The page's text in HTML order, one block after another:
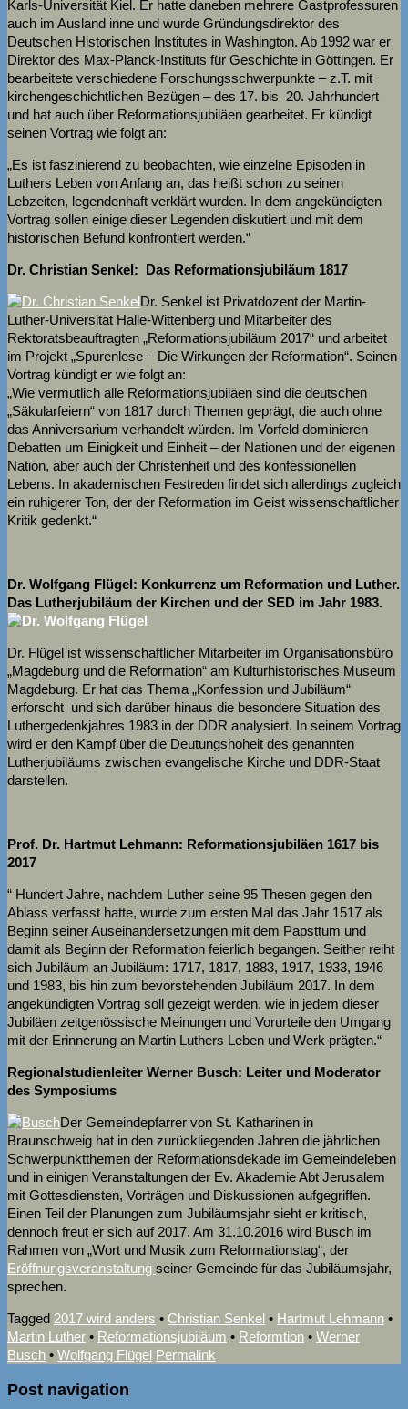
Karls-Universität Kiel. Er hatte daneben mehrere Gastprofessuren
auch im Ausland inne und wurde Gründungsdirektor des
Deutschen Historischen Institutes in Washington. Ab 1992 war er
Direktor des Max-Planck-Instituts für Geschichte in Göttingen. Er
bearbeitete verschiedene Forschungsschwerpunkte – z.T. mit
kirchengeschichtlichen Bezügen – des 17. bis 20. Jahrhundert
und hat auch über Reformationsjubiläen gearbeitet. Er kündigt
seinen Vortrag wie folgt an:
„Es ist faszinierend zu beobachten, wie einzelne Episoden in
Luthers Leben von Anfang an, das heißt schon zu seinen
Lebzeiten, legendenhaft verklärt wurden. In dem angekündigten
Vortrag sollen einige dieser Legenden diskutiert und mit dem
historischen Befund konfrontiert werden.“
Dr. Christian Senkel: Das Reformationsjubiläum 1817
Dr. Senkel ist Privatdozent der Martin-
Luther-Universität Halle-Wittenberg und Mitarbeiter des
Rektoratsbeauftragten „Reformationsjubiläum 2017“ und arbeitet
im Projekt „Spurenlese – Die Wirkungen der Reformation“. Seinen
Vortrag kündigt er wie folgt an:
„Wie vermutlich alle Reformationsjubiläen sind die deutschen
„Säkularfeiern“ von 1817 durch Themen geprägt, die auch ohne
das Anniversarium verhandelt würden. Im Vorfeld dominieren
Debatten um Einigkeit und Einheit – der Nationen und der eigenen
Nation, aber auch der Christenheit und des konfessionellen
Lebens. In akademischen Festreden findet sich allerdings zugleich
ein ruhigerer Ton, der der Reformation im Geist wissenschaftlicher
Kritik gedenkt.“
Dr. Wolfgang Flügel: Konkurrenz um Reformation und Luther.
Das Lutherjubiläum der Kirchen und der SED im Jahr 1983.
Dr. Flügel ist wissenschaftlicher Mitarbeiter im Organisationsbüro
„Magdeburg und die Reformation“ am Kulturhistorisches Museum
Magdeburg. Er hat das Thema „Konfession und Jubiläum“
erforscht und sich darüber hinaus die besondere Situation des
Luthergedenkjahres 1983 in der DDR analysiert. In seinem Vortrag
wird er den Kampf über die Deutungshoheit des genannten
Lutherjubiläums zwischen evangelische Kirche und DDR-Staat
darstellen.
Prof. Dr. Hartmut Lehmann: Reformationsjubiläen 1617 bis
2017
“ Hundert Jahre, nachdem Luther seine 95 Thesen gegen den
Ablass verfasst hatte, wurde zum ersten Mal das Jahr 1517 als
Beginn seiner Auseinandersetzungen mit dem Papsttum und
damit als Beginn der Reformation feierlich begangen. Seither reiht
sich Jubiläum an Jubiläum: 1717, 1817, 1883, 1917, 1933, 1946
und 1983, bis hin zum bevorstehenden Jubiläum 2017. In dem
angekündigten Vortrag soll gezeigt werden, wie in jedem dieser
Jubiläen zeitgenössische Meinungen und Vorurteile den Umgang
mit der Erinnerung an Martin Luthers Leben und Werk prägten.“
Regionalstudienleiter Werner Busch: Leiter und Moderator
des Symposiums
Der Gemeindepfarrer von St. Katharinen in
Braunschweig hat in den zurückliegenden Jahren die jährlichen
Schwerpunktthemen der Reformationsdekade im Gemeindeleben
und in einigen Veranstaltungen der Ev. Akademie Abt Jerusalem
mit Gottesdiensten, Vorträgen und Diskussionen aufgegriffen.
Einen Teil der Planungen zum Jubiläumsjahr sieht er kritisch,
dennoch freut er sich auf 2017. Am 31.10.2016 wird Busch im
Rahmen von „Wort und Musik zum Reformationstag“, der
Eröffnungsveranstaltung seiner Gemeinde für das Jubiläumsjahr,
sprechen.
Tagged 2017 wird anders • Christian Senkel • Hartmut Lehmann •
Martin Luther • Reformationsjubiläum • Reformtion • Werner
Busch • Wolfgang Flügel Permalink
Post navigation